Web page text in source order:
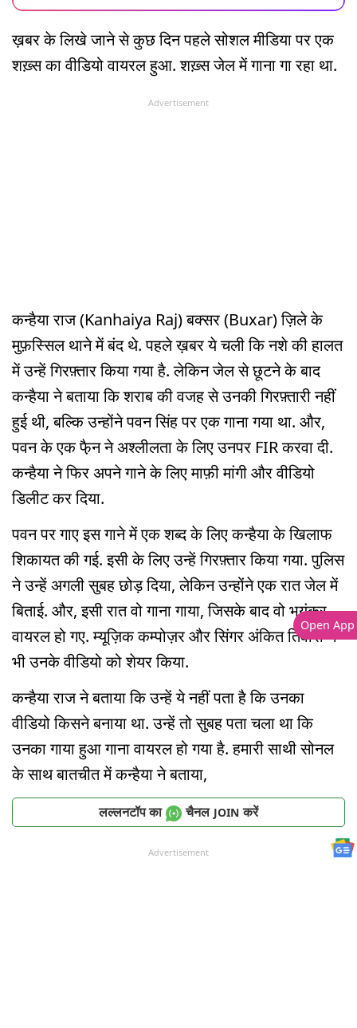
ख़बर के लिखे जाने से कुछ दिन पहले सोशल मीडिया पर एक
शख़्स का वीडियो वायरल हुआ. शख़्स जेल में गाना गा रहा था.
Advertisement
कन्हैया राज (Kanhaiya Raj) बक्सर (Buxar) ज़िले के
मुफ़स्सिल थाने में बंद थे. पहले ख़बर ये चली कि नशे की हालत
में उन्हें गिरफ़्तार किया गया है. लेकिन जेल से छूटने के बाद
कन्हैया ने बताया कि शराब की वजह से उनकी गिरफ़्तारी नहीं
हुई थी, बल्कि उन्होंने पवन सिंह पर एक गाना गया था. और,
पवन के एक फै़न ने अश्लीलता के लिए उनपर FIR करवा दी.
कन्हैया ने फिर अपने गाने के लिए माफ़ी मांगी और वीडियो
डिलीट कर दिया.
पवन पर गाए इस गाने में एक शब्द के लिए कन्हैया के खिलाफ
शिकायत की गई. इसी के लिए उन्हें गिरफ़्तार किया गया. पुलिस
ने उन्हें अगली सुबह छोड़ दिया, लेकिन उन्होंने एक रात जेल में
बिताई. और, इसी रात वो गाना गाया, जिसके बाद वो भयंकर
वायरल हो गए. म्यूज़िक कम्पोज़र और सिंगर अंकित तिवारी ने
भी उनके वीडियो को शेयर किया.
कन्हैया राज ने बताया कि उन्हें ये नहीं पता है कि उनका
वीडियो किसने बनाया था. उन्हें तो सुबह पता चला था कि
उनका गाया हुआ गाना वायरल हो गया है. हमारी साथी सोनल
के साथ बातचीत में कन्हैया ने बताया,
लल्लनटॉप का चैनल JOIN करें
Advertisement
Open App